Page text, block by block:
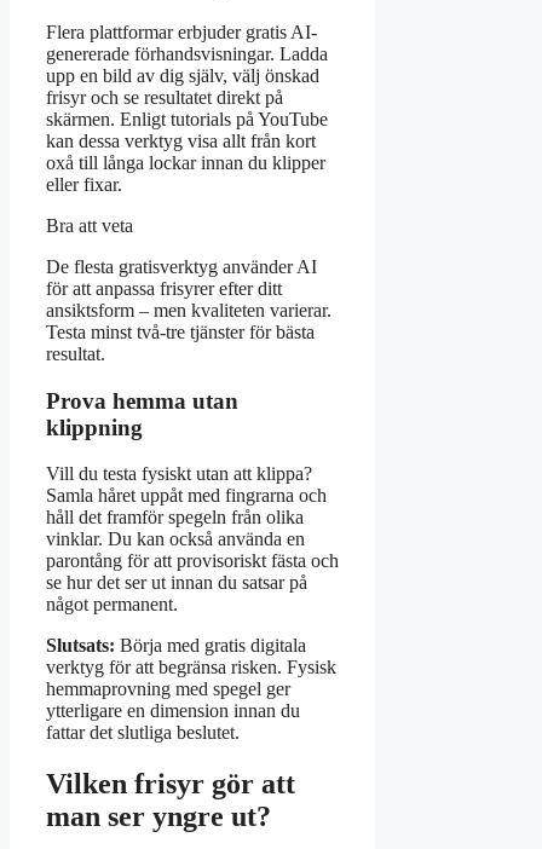
Flera plattformar erbjuder gratis AI-
genererade förhandsvisningar. Ladda
upp en bild av dig själv, välj önskad
frisyr och se resultatet direkt på
skärmen. Enligt tutorials på YouTube
kan dessa verktyg visa allt från kort
oxå till långa lockar innan du klipper
eller fixar.
Bra att veta
De flesta gratisverktyg använder AI
för att anpassa frisyrer efter ditt
ansiktsform – men kvaliteten varierar.
Testa minst två-tre tjänster för bästa
resultat.
Prova hemma utan
klippning
Vill du testa fysiskt utan att klippa?
Samla håret uppåt med fingrarna och
håll det framför spegeln från olika
vinklar. Du kan också använda en
parontång för att provisoriskt fästa och
se hur det ser ut innan du satsar på
något permanent.
Slutsats: Börja med gratis digitala
verktyg för att begränsa risken. Fysisk
hemmaprovning med spegel ger
ytterligare en dimension innan du
fattar det slutliga beslutet.
Vilken frisyr gör att
man ser yngre ut?